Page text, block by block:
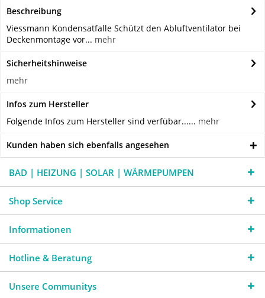
Beschreibung
Viessmann Kondensatfalle Schützt den Abluftventilator bei
Deckenmontage vor... mehr
Sicherheitshinweise
mehr
Infos zum Hersteller
Folgende Infos zum Hersteller sind verfübar...... mehr
Kunden haben sich ebenfalls angesehen
BAD | HEIZUNG | SOLAR | WÄRMEPUMPEN
Shop Service
Informationen
Hotline & Beratung
Unsere Communitys